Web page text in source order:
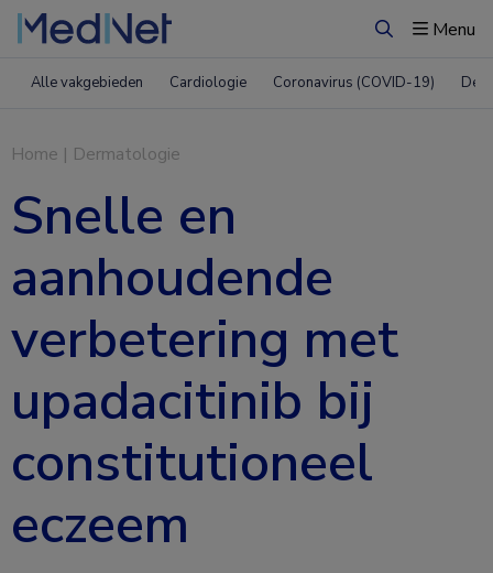
ZoekenMenu
Alle vakgebieden Cardiologie Coronavirus (COVID-19)
Home | Dermatologie
Snelle en
aanhoudende
verbetering met
upadacitinib bij
constitutioneel
eczeem